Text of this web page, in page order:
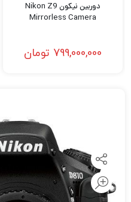
دوربین نیکون Nikon Z9
Mirrorless Camera
799,000,000 تومان